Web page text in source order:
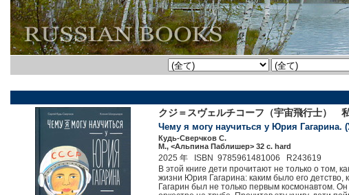
クジ＝スヴェルチコーフ（宇宙飛行士）
Чему я могу научиться у Юрия Гагарина.
Кудь-Сверчков С.
М., <Альпина Паблишер> 32 c. hard
2025 年 ISBN 9785961481006 R243619
В этой книге дети прочитают не только о том,
жизни Юрия Гагарина: каким было его детство,
Гагарин был не только первым космонавтом.